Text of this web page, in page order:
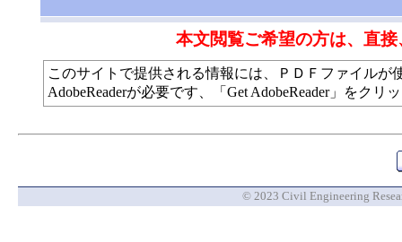
本文閲覧ご希望の方は、直
このサイトで提供される情報には、ＰＤＦファイル
AdobeReaderが必要です、「Get AdobeReader」をク
© 2023 Civil Engineering